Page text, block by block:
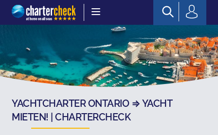
Chartercheck
YACHTCHARTER ONTARIO ⇒ YACHT
MIETEN! | CHARTERCHECK